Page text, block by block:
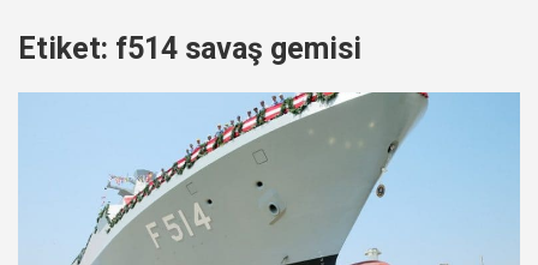
Etiket: f514 savaş gemisi